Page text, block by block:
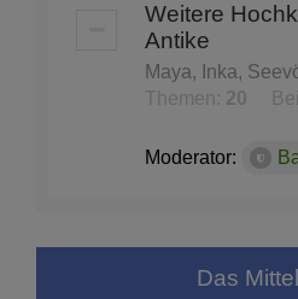
Weitere
Antike
Maya, Inka,
Themen: 20
Moderator:
Das